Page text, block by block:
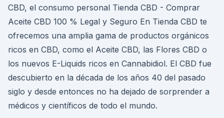
CBD, el consumo personal Tienda CBD - Comprar
Aceite CBD 100 % Legal y Seguro En Tienda CBD te
ofrecemos una amplia gama de productos orgánicos
ricos en CBD, como el Aceite CBD, las Flores CBD o
los nuevos E-Liquids ricos en Cannabidiol. El CBD fue
descubierto en la década de los años 40 del pasado
siglo y desde entonces no ha dejado de sorprender a
médicos y científicos de todo el mundo.